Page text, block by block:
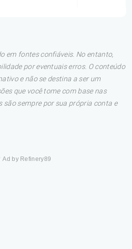
em fontes confiáveis. No entanto,
por eventuais erros. O conteúdo
e não se destina a ser um
que você tome com base nas
são sempre por sua própria conta e
Ad by Refinery89